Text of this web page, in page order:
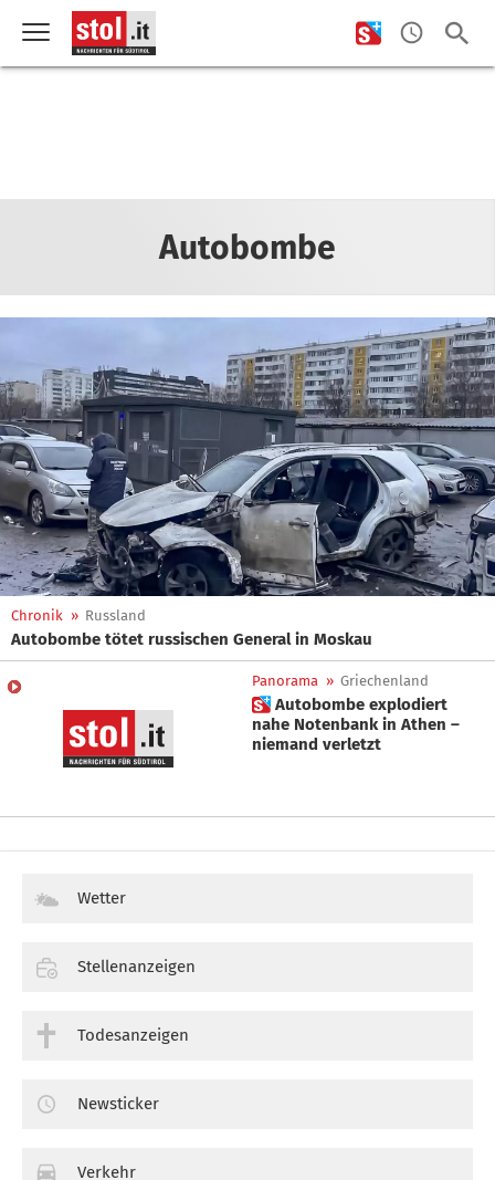
Autobombe
Chronik » Russland
Autobombe tötet russischen General in Moskau
Panorama » Griechenland
 Autobombe explodiert
nahe Notenbank in Athen –
niemand verletzt
Wetter
Stellenanzeigen
Todesanzeigen
Newsticker
Verkehr